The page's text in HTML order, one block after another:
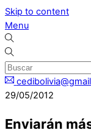
Skip to content
Menu
29/05/2012
Enviarán